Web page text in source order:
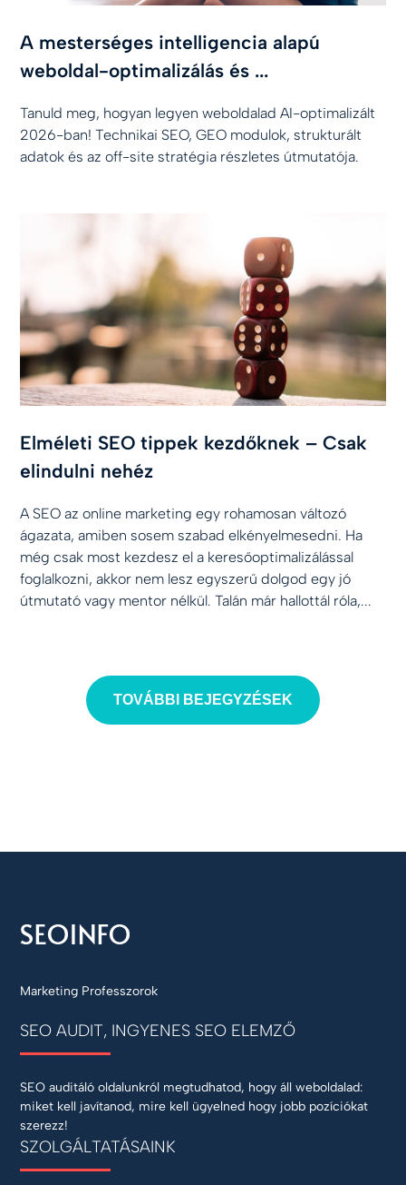
A mesterséges intelligencia alapú
weboldal-optimalizálás és ...
Tanuld meg, hogyan legyen weboldalad AI-optimalizált
2026-ban! Technikai SEO, GEO modulok, strukturált
adatok és az off-site stratégia részletes útmutatója.
Elméleti SEO tippek kezdőknek – Csak
elindulni nehéz
A SEO az online marketing egy rohamosan változó
ágazata, amiben sosem szabad elkényelmesedni. Ha
még csak most kezdesz el a keresőoptimalizálással
foglalkozni, akkor nem lesz egyszerű dolgod egy jó
útmutató vagy mentor nélkül. Talán már hallottál róla,...
TOVÁBBI BEJEGYZÉSEK
Marketing Professzorok
SEO AUDIT, INGYENES SEO ELEMZŐ
SEO auditáló oldalunkról megtudhatod, hogy áll weboldalad:
miket kell javítanod, mire kell ügyelned hogy jobb pozíciókat
szerezz!
SZOLGÁLTATÁSAINK